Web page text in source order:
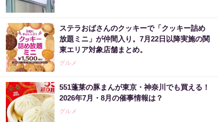
ステラおばさんのクッキーで「クッキー詰め
放題ミニ」が仲間入り。7月22日以降実施の関
東エリア対象店舗まとめ。
グルメ
551蓬莱の豚まんが東京・神奈川でも買える！
2026年7月・8月の催事情報は？
グルメ